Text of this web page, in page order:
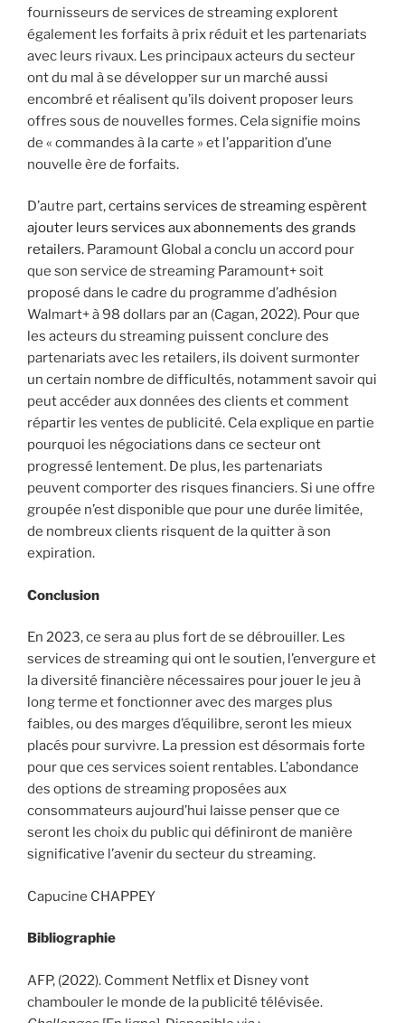
fournisseurs de services de streaming explorent
également les forfaits à prix réduit et les partenariats
avec leurs rivaux. Les principaux acteurs du secteur
ont du mal à se développer sur un marché aussi
encombré et réalisent qu’ils doivent proposer leurs
offres sous de nouvelles formes. Cela signifie moins
de « commandes à la carte » et l’apparition d’une
nouvelle ère de forfaits.
D’autre part,certains services de streaming espèrent
ajouter leurs services aux abonnements des grands
retailers. Paramount Global a conclu un accord pour
que son service de streaming Paramount+ soit
proposé dans le cadre du programme d’adhésion
Walmart+ à 98 dollars par an (Cagan, 2022). Pour que
les acteurs du streaming puissent conclure des
partenariats avec les retailers, ils doivent surmonter
un certain nombre de difficultés, notamment savoir qui
peut accéder aux données des clients et comment
répartir les ventes de publicité. Cela explique en partie
pourquoi les négociations dans ce secteur ont
progressé lentement. De plus, les partenariats
peuvent comporter des risques financiers. Si une offre
groupée n’est disponible que pour une durée limitée,
de nombreux clients risquent de la quitter à son
expiration.
Conclusion
En 2023, ce sera au plus fort de se débrouiller. Les
services de streaming qui ont le soutien, l’envergure et
la diversité financière nécessaires pour jouer le jeu à
long terme et fonctionner avec des marges plus
faibles, ou des marges d’équilibre, seront les mieux
placés pour survivre. La pression est désormais forte
pour que ces services soient rentables. L’abondance
des options de streaming proposées aux
consommateurs aujourd’hui laisse penser que ce
seront les choix du public qui définiront de manière
significative l’avenir du secteur du streaming.
Capucine CHAPPEY
Bibliographie
AFP, (2022). Comment Netflix et Disney vont
chambouler le monde de la publicité télévisée.